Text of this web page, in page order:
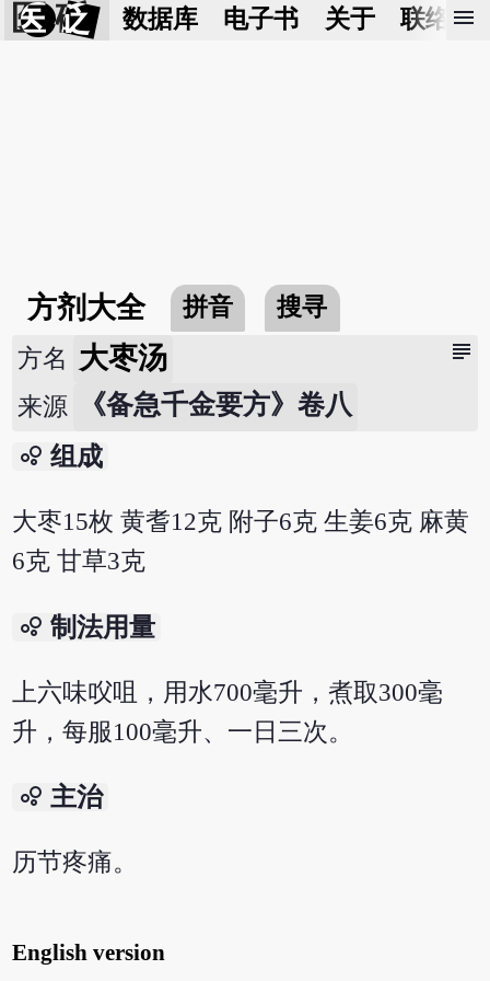
医 砭 数据库 电子书 关于 联络我
menu
方剂大全 拼音 搜寻
subject
方名 大枣汤
来源 《备急千金要方》卷八
bubble_chart 组成
大枣15枚 黄耆12克 附子6克 生姜6克 麻黄
6克 甘草3克
bubble_chart 制法用量
上六味㕮咀，用水700毫升，煮取300毫
升，每服100毫升、一日三次。
bubble_chart 主治
历节疼痛。
English version